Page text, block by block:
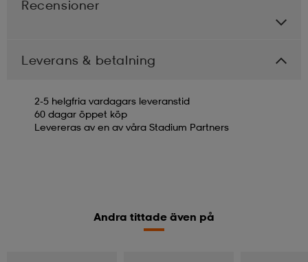
Recensioner
Leverans & betalning
2-5 helgfria vardagars leveranstid
60 dagar öppet köp
Levereras av en av våra Stadium Partners
Andra tittade även på